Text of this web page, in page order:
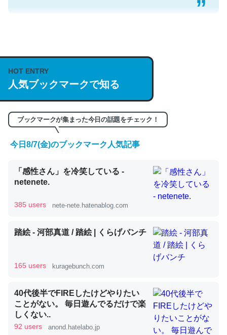
説してる記事が少ないので貴重な良記事。/続編来た
https://isobe324649.hatenablog.com/entry/2023/03/27
/064121
─GPTの仕組みと限界についての考察（１） - conceptualization
くらい。小説でいう「ずっと前の伏線」は回収されないけ
ど、短期記憶というには多い分量。進化すればするほど分
コオロギのカルシウム分はエビの600分の1程度。
─ニュース :: 【研究発表】昆虫学の大問題＝「昆虫はなぜ海にいな
いのか」に関する新仮説
HOT ENTRY
人気ブックマークで知る
ブックマークが集まった今日の話題をチェック！
今日8/7(金)のブックマーク人気記事
「感性さん」を冷笑している -
netenete.
385 users nete-nete.hatenablog.com
踏絵 - 河部真道 / 踏絵 | くらげバンチ
165 users kuragebunch.com
40代後半でFIREしたけどやりたい
ことがない。 毎日遊んでるだけで楽
しくない..
92 users anond.hatelabo.jp